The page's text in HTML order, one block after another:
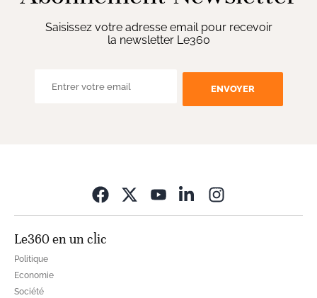
Saisissez votre adresse email pour recevoir
la newsletter Le360
ENVOYER
Le360 en un clic
Politique
Economie
Société